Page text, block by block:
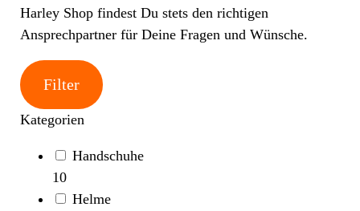
Harley Shop findest Du stets den richtigen
Ansprechpartner für Deine Fragen und Wünsche.
Filter
Kategorien
Handschuhe
10
Helme